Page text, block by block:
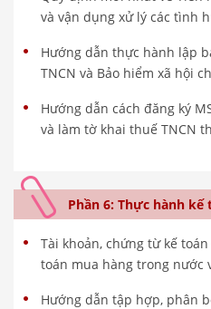
và vận dụng xử lý các tình
Hướng dẫn thực hành lập
TNCN và Bảo hiểm xã hội
Hướng dẫn cách đăng ký
và làm tờ khai thuế TNCN
Phần 6: Thực hành
Tài khoản, chứng từ kế
toán mua hàng trong nước
Hướng dẫn tập hợp, phân